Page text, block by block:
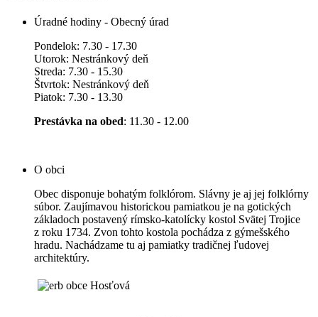
Úradné hodiny - Obecný úrad
Pondelok: 7.30 - 17.30
Utorok: Nestránkový deň
Streda: 7.30 - 15.30
Štvrtok: Nestránkový deň
Piatok: 7.30 - 13.30
Prestávka na obed: 11.30 - 12.00
O obci
Obec disponuje bohatým folklórom. Slávny je aj jej folklórny
súbor. Zaujímavou historickou pamiatkou je na gotických
základoch postavený rímsko-katolícky kostol Svätej Trojice
z roku 1734. Zvon tohto kostola pochádza z gýmešského
hradu. Nachádzame tu aj pamiatky tradičnej ľudovej
architektúry.